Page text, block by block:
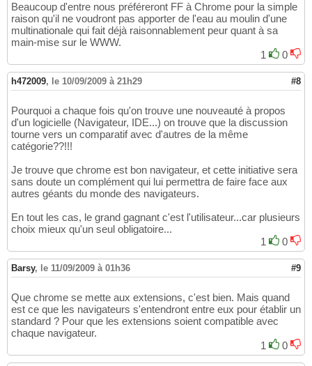
Beaucoup d'entre nous préféreront FF à Chrome pour la simple
raison qu'il ne voudront pas apporter de l'eau au moulin d'une
multinationale qui fait déjà raisonnablement peur quant à sa
main-mise sur le WWW.
1
0
h472009, le 10/09/2009 à 21h29 #8
Pourquoi a chaque fois qu'on trouve une nouveauté à propos
d'un logicielle (Navigateur, IDE...) on trouve que la discussion
tourne vers un comparatif avec d'autres de la même
catégorie??!!!
Je trouve que chrome est bon navigateur, et cette initiative sera
sans doute un complément qui lui permettra de faire face aux
autres géants du monde des navigateurs.
En tout les cas, le grand gagnant c'est l'utilisateur...car plusieurs
choix mieux qu'un seul obligatoire...
1
0
Barsy, le 11/09/2009 à 01h36 #9
Que chrome se mette aux extensions, c'est bien. Mais quand
est ce que les navigateurs s'entendront entre eux pour établir un
standard ? Pour que les extensions soient compatible avec
chaque navigateur.
1
0